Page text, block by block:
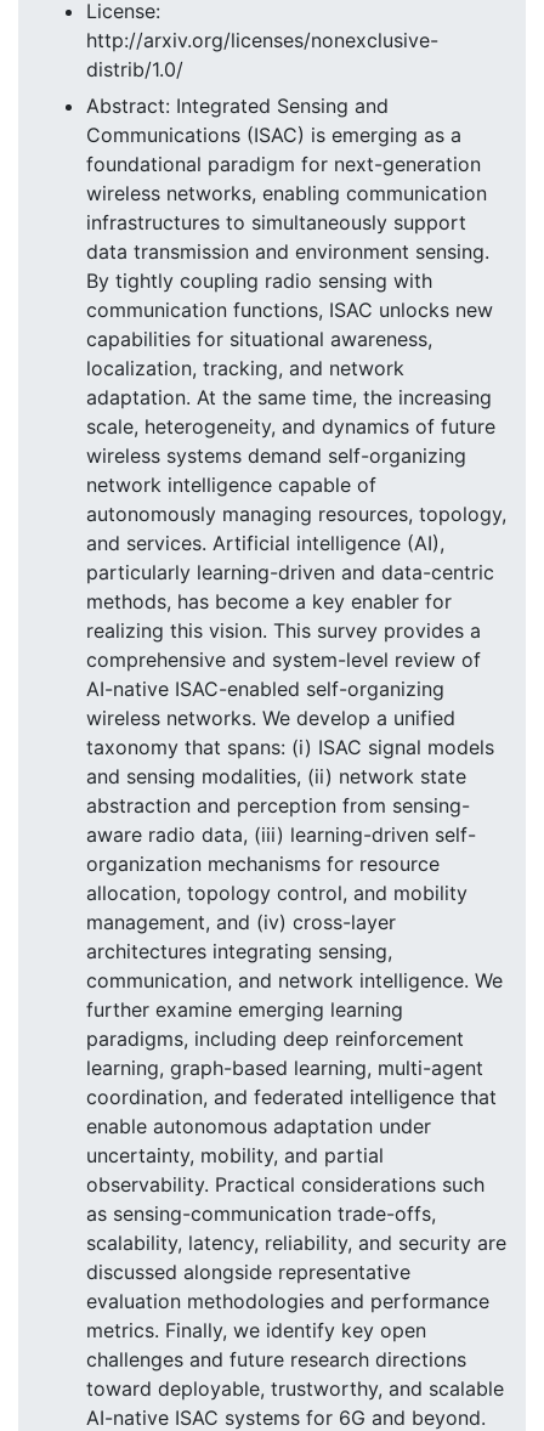
License:
http://arxiv.org/licenses/nonexclusive-
distrib/1.0/
Abstract: Integrated Sensing and
Communications (ISAC) is emerging as a
foundational paradigm for next-generation
wireless networks, enabling communication
infrastructures to simultaneously support
data transmission and environment sensing.
By tightly coupling radio sensing with
communication functions, ISAC unlocks new
capabilities for situational awareness,
localization, tracking, and network
adaptation. At the same time, the increasing
scale, heterogeneity, and dynamics of future
wireless systems demand self-organizing
network intelligence capable of
autonomously managing resources, topology,
and services. Artificial intelligence (AI),
particularly learning-driven and data-centric
methods, has become a key enabler for
realizing this vision. This survey provides a
comprehensive and system-level review of
AI-native ISAC-enabled self-organizing
wireless networks. We develop a unified
taxonomy that spans: (i) ISAC signal models
and sensing modalities, (ii) network state
abstraction and perception from sensing-
aware radio data, (iii) learning-driven self-
organization mechanisms for resource
allocation, topology control, and mobility
management, and (iv) cross-layer
architectures integrating sensing,
communication, and network intelligence. We
further examine emerging learning
paradigms, including deep reinforcement
learning, graph-based learning, multi-agent
coordination, and federated intelligence that
enable autonomous adaptation under
uncertainty, mobility, and partial
observability. Practical considerations such
as sensing-communication trade-offs,
scalability, latency, reliability, and security are
discussed alongside representative
evaluation methodologies and performance
metrics. Finally, we identify key open
challenges and future research directions
toward deployable, trustworthy, and scalable
AI-native ISAC systems for 6G and beyond.